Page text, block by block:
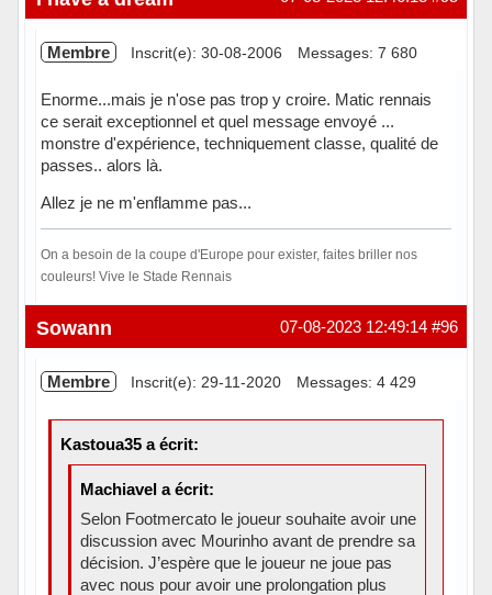
Membre Inscrit(e): 30-08-2006 Messages: 7 680
Enorme...mais je n'ose pas trop y croire. Matic rennais
ce serait exceptionnel et quel message envoyé ...
monstre d'expérience, techniquement classe, qualité de
passes.. alors là.
Allez je ne m'enflamme pas...
On a besoin de la coupe d'Europe pour exister, faites briller nos
couleurs! Vive le Stade Rennais
Hors ligne #96
07-08-2023 12:49:14
Sowann
Membre Inscrit(e): 29-11-2020 Messages: 4 429
Kastoua35 a écrit:
Machiavel a écrit:
Selon Footmercato le joueur souhaite avoir une
discussion avec Mourinho avant de prendre sa
décision. J’espère que le joueur ne joue pas
avec nous pour avoir une prolongation plus